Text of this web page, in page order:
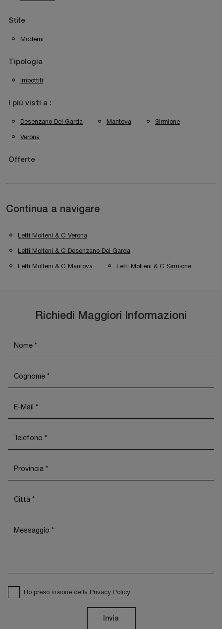
Stile
Moderni
Tipologia
Imbottiti
I più visti a :
Desenzano Del Garda Mantova Sirmione
Verona
Offerte
Continua a navigare
Letti Molteni & C Verona
Letti Molteni & C Desenzano Del Garda
Letti Molteni & C Mantova Letti Molteni & C Sirmione
Richiedi Maggiori Informazioni
Ho preso visione della Privacy Policy
Invia